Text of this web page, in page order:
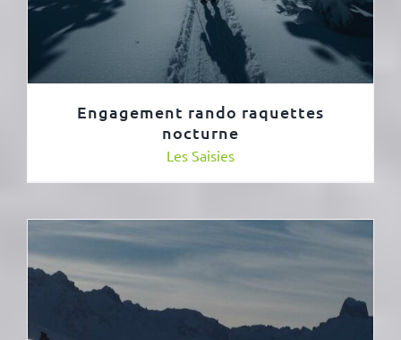
Engagement rando raquettes
nocturne
Les Saisies